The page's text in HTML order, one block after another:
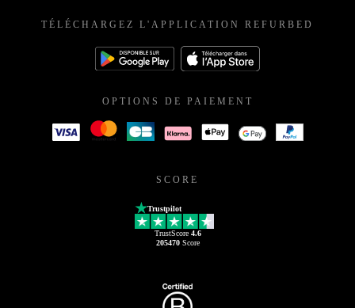
TÉLÉCHARGEZ L'APPLICATION REFURBED
OPTIONS DE PAIEMENT
SCORE
Trustpilot
TrustScore 4.6
205470Score